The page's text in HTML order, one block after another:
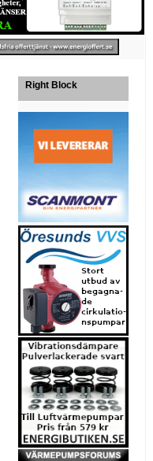
Right Block